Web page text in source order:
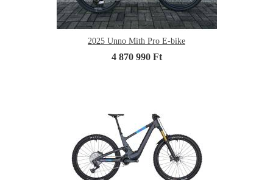
2025 Unno Mith Pro E-bike
4 870 990 Ft